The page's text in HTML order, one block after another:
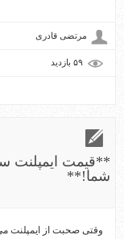
مرتضی قادری
**قیمت ایمپلنت
شما!**
وقتی صحبت از ایمپلنت